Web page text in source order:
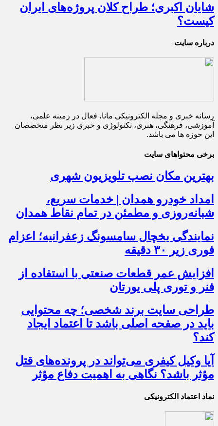
شایان اکبری؛ طراح کلان پروژه‌های ایران
کیست؟
درباره سایت
رسانه خبری و مجله الکترونیکی مانا، فعال در زمینه علمی،
آموزشی، فرهنگی، هنری، تکنولوژی و خبری زیر نظر متخصصان
این حوزه ها می باشد.
برخی محتواهای سایت
بهترین مکان نصب تلویزیون شهری
امداد خودرو همدان | خدمات سریع،
شبانه‌روزی و مطمئن در تمام نقاط همدان
نمایندگی یخچال سامسونگ زعفرانیه؛ اعزام
فوری زیر ۳۰ دقیقه
افزایش عمر قطعات صنعتی با استفاده از
فنر و توری پلی یورتان
طراحی سایت برند شخصی؛ چه محتوایی
باید در صفحه اصلی باشد تا اعتماد ایجاد
کند؟
آیا وکیل کیفری می‌تواند در پرونده‌های قتل
مؤثر باشد؟ نگاهی به اهمیت دفاع مؤثر
نماد اعتماد الکترونیکی